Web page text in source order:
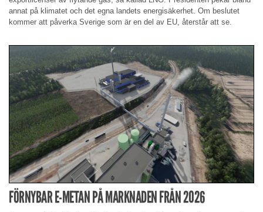
annat på klimatet och det egna landets energisäkerhet. Om beslutet
kommer att påverka Sverige som är en del av EU, återstår att se.
FÖRNYBAR E-METAN PÅ MARKNADEN FRÅN 2026